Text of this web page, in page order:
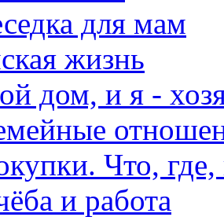
для мам
жизнь
дом, и я -
Что, где,
и работа